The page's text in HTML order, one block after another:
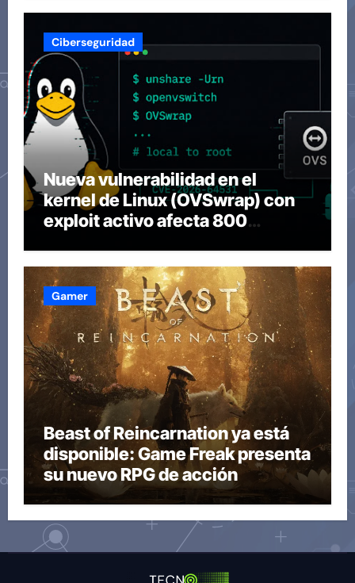
Ciberseguridad
Nueva vulnerabilidad en el
kernel de Linux (OVSwrap) con
exploit activo afecta 800
Gamer
Beast of Reincarnation ya está
disponible: Game Freak presenta
su nuevo RPG de acción